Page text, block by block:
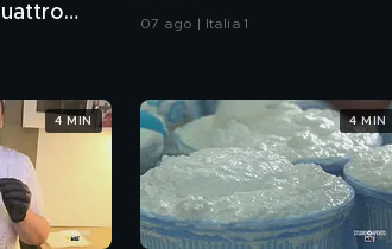
07 ago | Italia 1
4 MIN 4 MIN